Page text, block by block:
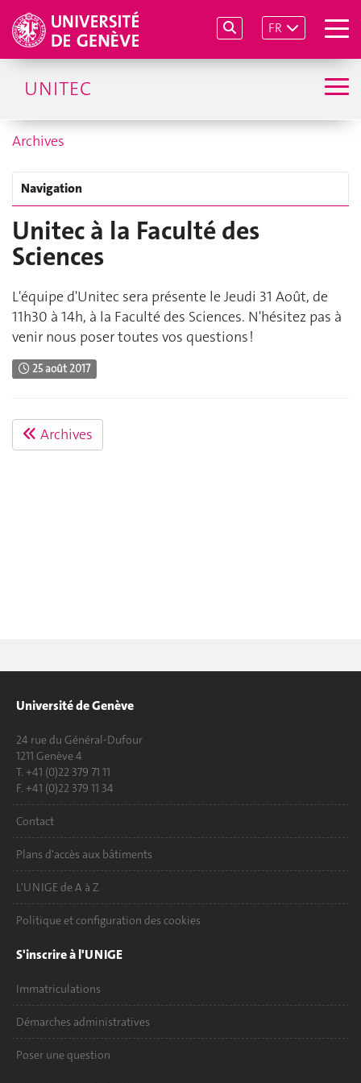
FR
UNITEC
Archives
Navigation
Unitec à la Faculté des
Sciences
L'équipe d'Unitec sera présente le Jeudi 31 Août, de
11h30 à 14h, à la Faculté des Sciences. N'hésitez pas à
venir nous poser toutes vos questions !
25 août 2017
Archives
Université de Genève
24 rue du Général-Dufour
1211 Genève 4
T. +41 (0)22 379 71 11
F. +41 (0)22 379 11 34
Contact
Plans d'accès aux bâtiments
L'UNIGE de A à Z
Politique et configuration des cookies
S'inscrire à l'UNIGE
Immatriculations
Démarches administratives
Poser une question